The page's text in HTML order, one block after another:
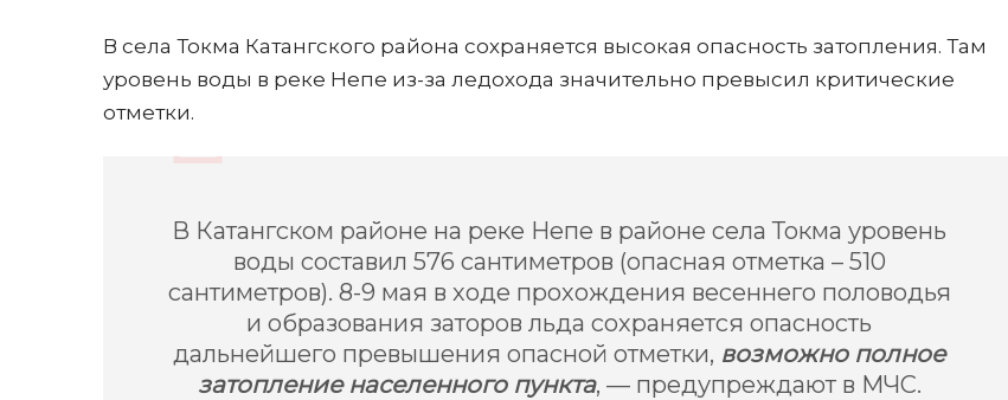
В села Токма Катангского района сохраняется высокая опасность затопления. Там
уровень воды в реке Непе из-за ледохода значительно превысил критические
отметки.
В Катангском районе на реке Непе в районе села Токма уровень
воды составил 576 сантиметров (опасная отметка – 510
сантиметров). 8-9 мая в ходе прохождения весеннего половодья
и образования заторов льда сохраняется опасность
дальнейшего превышения опасной отметки, возможно полное
затопление населенного пункта, — предупреждают в МЧС.